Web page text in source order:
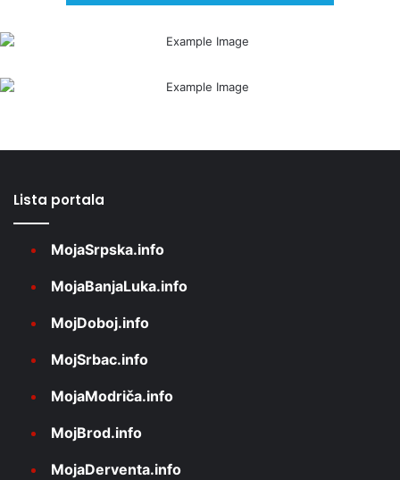
Lista portala
MojaSrpska.info
MojaBanjaLuka.info
MojDoboj.info
MojSrbac.info
MojaModriča.info
MojBrod.info
MojaDerventa.info